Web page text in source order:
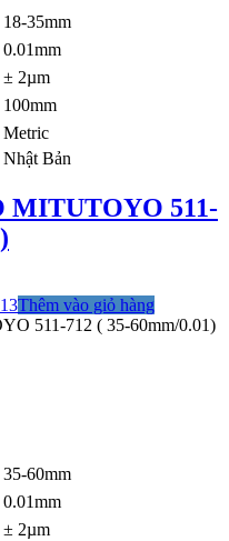
18-35mm
0.01mm
± 2µm
100mm
Metric
Nhật Bản
511-
Thêm vào giỏ hàng
511-712 ( 35-60mm/0.01)
35-60mm
0.01mm
± 2µm